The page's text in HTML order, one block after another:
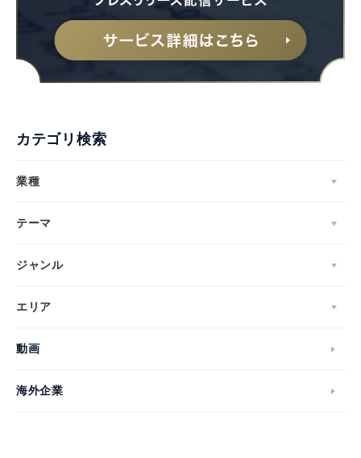
カテゴリ検索
業種
テーマ
ジャンル
エリア
動画
海外企業